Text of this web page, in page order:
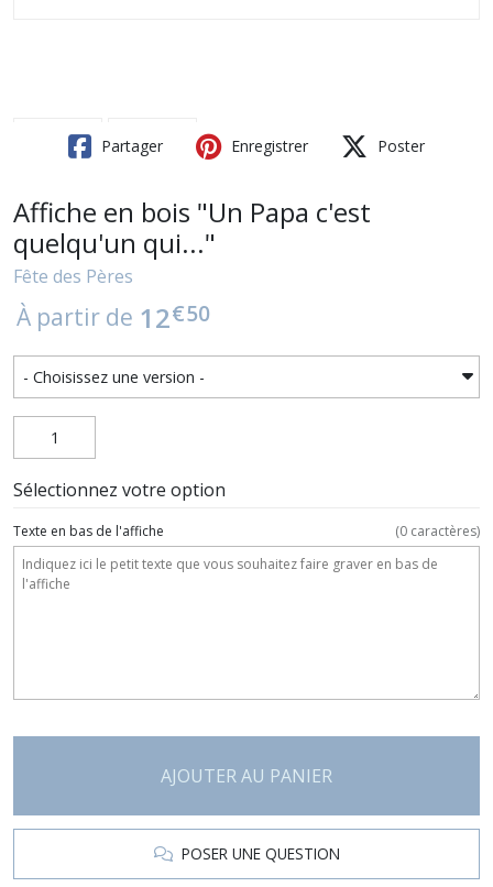
Partager Enregistrer Poster
Affiche en bois "Un Papa c'est
quelqu'un qui..."
Fête des Pères
À partir de 12€50
Sélectionnez votre option
Texte en bas de l'affiche (0 caractères)
AJOUTER AU PANIER
POSER UNE QUESTION